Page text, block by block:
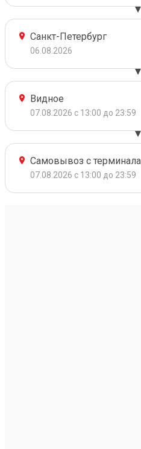
Санкт-Петербург
06.08.2026
Видное
07.08.2026 с 13:00 до 23:59
Самовывоз с
07.08.2026 с 13:00 до 23:59